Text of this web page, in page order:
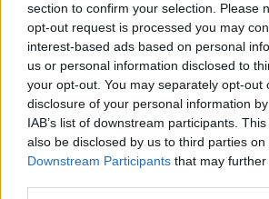
section to confirm your selection. Please
opt-out request is processed you may
interest-based ads based on personal
us or personal information disclosed to
your opt-out. You may separately opt-out
disclosure of your personal information
IAB’s list of downstream participants.
also be disclosed by us to third parties on
Downstream Participants that may
Băscuțe cu brânză dulce și caise –
31.07.2026